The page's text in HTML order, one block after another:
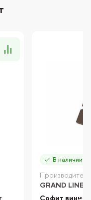
В наличии
GRAND LINE
Софит